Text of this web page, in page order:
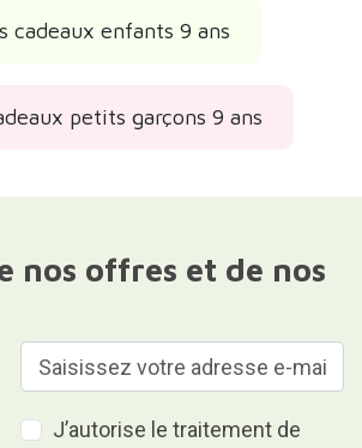
cadeaux enfants 9 ans
petits garçons 9 ans
nos offres et de nos
J’autorise le traitement de